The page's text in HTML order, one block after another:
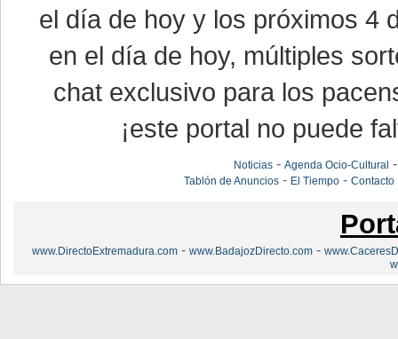
el día de hoy y los próximos 4
en el día de hoy, múltiples
chat exclusivo para los
¡este portal no puede
Noticias -Agenda Ocio-Cultural
Tablón de Anuncios - El Tiempo -Contacto
www.DirectoExtremadura.com - www.BadajozDirecto.com -